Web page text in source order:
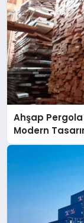
Ahşap
Modern